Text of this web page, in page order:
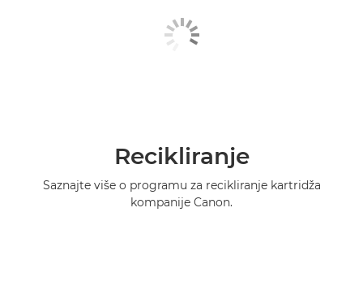
Recikliranje
Saznajte više o programu za recikliranje kartridža
kompanije Canon.